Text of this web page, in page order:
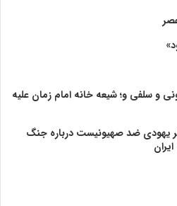
و سلفی و؛ شیعه خانه امام زمان علیه
یهودی ضد صهیونیست درباره جنگ